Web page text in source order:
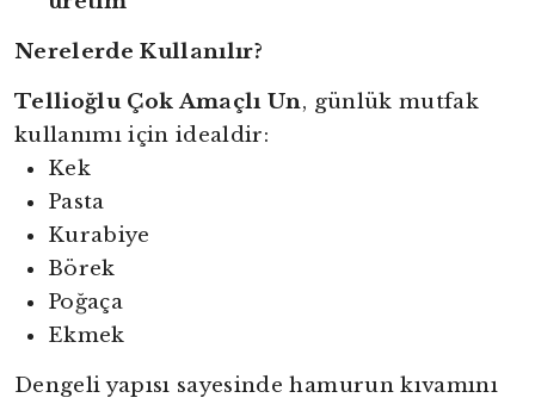
Nerelerde Kullanılır?
Tellioğlu Çok Amaçlı Un, günlük mutfak
kullanımı için idealdir:
Kek
Pasta
Kurabiye
Börek
Poğaça
Ekmek
Dengeli yapısı sayesinde hamurun kıvamını